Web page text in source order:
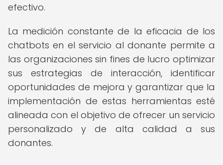
efectivo.
La medición constante de la eficacia de los
chatbots en el servicio al donante permite a
las organizaciones sin fines de lucro optimizar
sus estrategias de interacción, identificar
oportunidades de mejora y garantizar que la
implementación de estas herramientas esté
alineada con el objetivo de ofrecer un servicio
personalizado y de alta calidad a sus
donantes.